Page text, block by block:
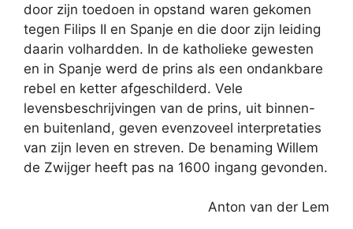
door zijn toedoen in opstand waren gekomen
tegen Filips II en Spanje en die door zijn leiding
daarin volhardden. In de katholieke gewesten
en in Spanje werd de prins als een ondankbare
rebel en ketter afgeschilderd. Vele
levensbeschrijvingen van de prins, uit binnen-
en buitenland, geven evenzoveel interpretaties
van zijn leven en streven. De benaming Willem
de Zwijger heeft pas na 1600 ingang gevonden.
Anton van der Lem